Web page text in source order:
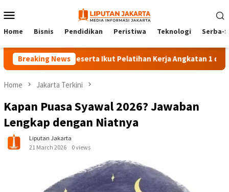
to
Menu
Home Bisnis Pendidikan Peristiwa Teknologi Serba-
Breaking News
140 Peserta Ikut Pelatihan Kerja Angkatan 1 di PPKD
Home Jakarta Terkini
Kapan Puasa Syawal 2026? Jawaban
Lengkap dengan Niatnya
Liputan Jakarta
21 March 2026
0 views